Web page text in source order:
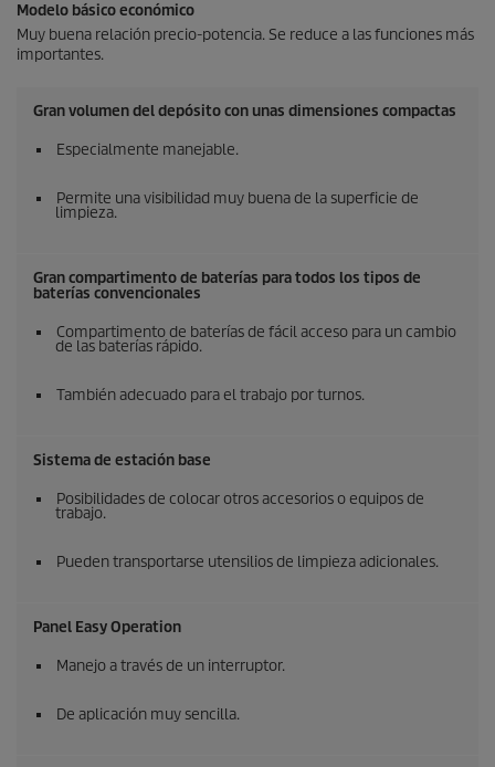
Modelo básico económico
Muy buena relación precio-potencia. Se reduce a las funciones más
importantes.
Gran volumen del depósito con unas dimensiones compactas
Especialmente manejable.
Permite una visibilidad muy buena de la superficie de
limpieza.
Gran compartimento de baterías para todos los tipos de
baterías convencionales
Compartimento de baterías de fácil acceso para un cambio
de las baterías rápido.
También adecuado para el trabajo por turnos.
Sistema de estación base
Posibilidades de colocar otros accesorios o equipos de
trabajo.
Pueden transportarse utensilios de limpieza adicionales.
Panel Easy Operation
Manejo a través de un interruptor.
De aplicación muy sencilla.